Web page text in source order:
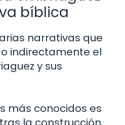
bíblica
narrativas que
indirectamente el
y sus
más conocidos es